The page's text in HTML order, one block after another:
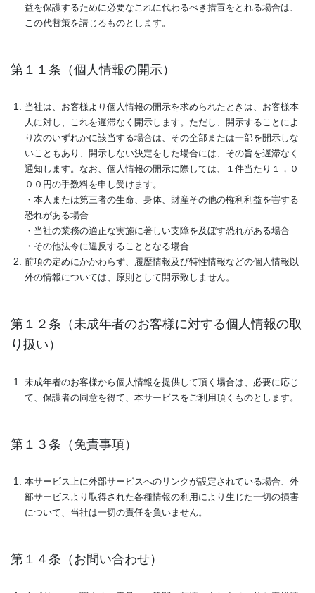
益を保護するために必要なこれに代わるべき措置をとれる場合は、
この代替策を講じるものとします。
第１１条（個人情報の開示）
当社は、お客様より個人情報の開示を求められたときは、お客様本
人に対し、これを遅滞なく開示します。ただし、開示することによ
り次のいずれかに該当する場合は、その全部または一部を開示しな
いこともあり、開示しない決定をした場合には、その旨を遅滞なく
通知します。なお、個人情報の開示に際しては、１件当たり１，０
００円の手数料を申し受けます。
・本人または第三者の生命、身体、財産その他の権利利益を害する
恐れがある場合
・当社の業務の適正な実施に著しい支障を及ぼす恐れがある場合
・その他法令に違反することとなる場合
前項の定めにかかわらず、履歴情報及び特性情報などの個人情報以
外の情報については、原則として開示致しません。
第１２条（未成年者のお客様に対する個人情報の取
り扱い）
未成年者のお客様から個人情報を提供して頂く場合は、必要に応じ
て、保護者の同意を得て、本サービスをご利用頂くものとします。
第１３条（免責事項）
本サービス上に外部サービスへのリンクが設定されている場合、外
部サービスより取得された各種情報の利用により生じた一切の損害
について、当社は一切の責任を負いません。
第１４条（お問い合わせ）